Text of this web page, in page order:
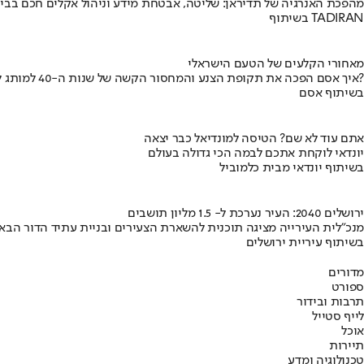
מהפכת האנרגיה של תדיראן: שליטה, אבטחת מידע וניהול אקלים חכם
בשיתוף TADIRAN
מאחורי הקלעים של הטעם הישראלי
איך אסם הפכה את תקופת הצנע והמחסור הקשה של שנות ה-40 למותג לאומי?
בשיתוף אסם
אתם עוד לא שם? הטיסה למונדיאל כבר יצאה
יונדאי לוקחת אתכם לבמה הכי גדולה בעולם
בשיתוף יונדאי מבית כלמוביל
ירושלים 2040: העיר נערכת ל- 1.5 מליון תושבים
מנכ"לית העירייה מציגה תוכנית להשארת הצעירים ובניית עתיד הדור
בשיתוף עיריית ירושלים
מדורים
ספורט
תרבות ובידור
לייף סטייל
אוכל
תיירות
טכנולוגיה ומדע